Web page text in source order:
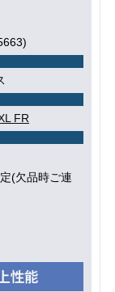
FR
(欠品時ご連